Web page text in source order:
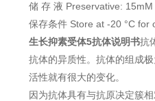
储 存 液 Preservative:
保存条件 Store at -20 °C for
生长抑素受体5抗体说明书抗
抗体的异质性。抗体的组成
活性就有很大的变化。
因为抗体具有与抗原决定簇